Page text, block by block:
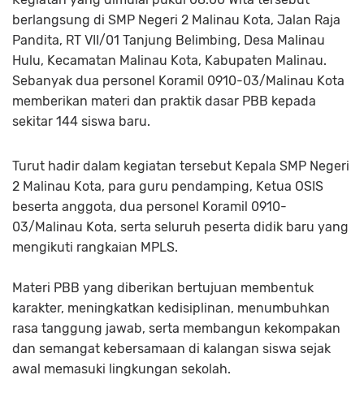
berlangsung di SMP Negeri 2 Malinau Kota, Jalan Raja
Pandita, RT VII/01 Tanjung Belimbing, Desa Malinau
Hulu, Kecamatan Malinau Kota, Kabupaten Malinau.
Sebanyak dua personel Koramil 0910-03/Malinau Kota
memberikan materi dan praktik dasar PBB kepada
sekitar 144 siswa baru.
Turut hadir dalam kegiatan tersebut Kepala SMP Negeri
2 Malinau Kota, para guru pendamping, Ketua OSIS
beserta anggota, dua personel Koramil 0910-
03/Malinau Kota, serta seluruh peserta didik baru yang
mengikuti rangkaian MPLS.
Materi PBB yang diberikan bertujuan membentuk
karakter, meningkatkan kedisiplinan, menumbuhkan
rasa tanggung jawab, serta membangun kekompakan
dan semangat kebersamaan di kalangan siswa sejak
awal memasuki lingkungan sekolah.